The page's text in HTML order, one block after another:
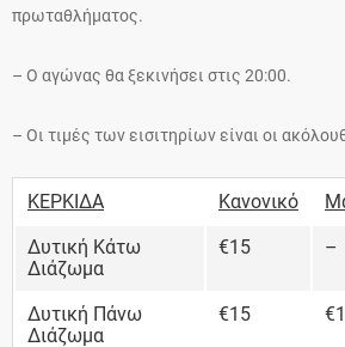
πρωταθλήματος.
– Ο αγώνας θα ξεκινήσει στις 20:00.
– Οι τιμές των εισιτηρίων είναι οι
ΚΕΡΚΙΔΑ Κανονικό
Δυτική Κάτω
Διάζωμα
€15 –
Δυτική Πάνω
Διάζωμα
€15